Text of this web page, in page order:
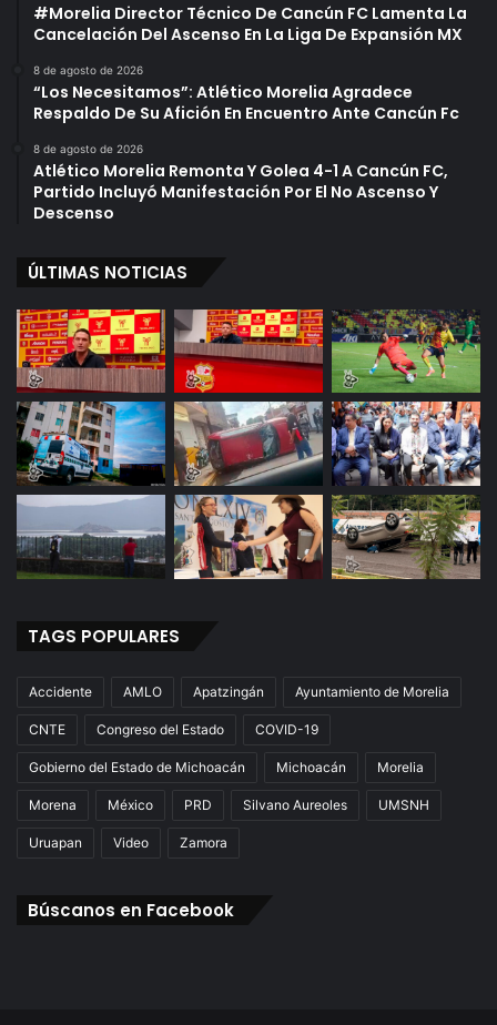
#Morelia Director Técnico De Cancún FC Lamenta La
Cancelación Del Ascenso En La Liga De Expansión MX
8 de agosto de 2026
“Los Necesitamos”: Atlético Morelia Agradece
Respaldo De Su Afición En Encuentro Ante Cancún Fc
8 de agosto de 2026
Atlético Morelia Remonta Y Golea 4-1 A Cancún FC,
Partido Incluyó Manifestación Por El No Ascenso Y
Descenso
ÚLTIMAS NOTICIAS
TAGS POPULARES
Accidente AMLO Apatzingán Ayuntamiento de Morelia
CNTE Congreso del Estado COVID-19
Gobierno del Estado de Michoacán Michoacán Morelia
Morena México PRD Silvano Aureoles UMSNH
Uruapan Video Zamora
Búscanos en Facebook